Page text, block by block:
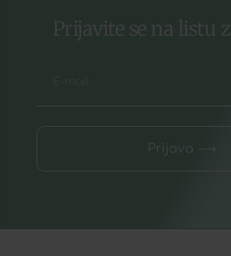
Prijavite se na listu
Prijava ⟶